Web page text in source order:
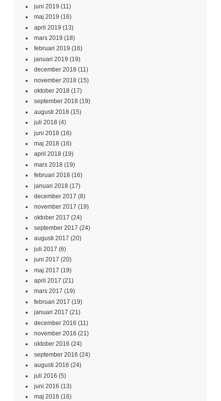
juni 2019 (11)
maj 2019 (16)
april 2019 (13)
mars 2019 (18)
februari 2019 (16)
januari 2019 (19)
december 2018 (11)
november 2018 (15)
oktober 2018 (17)
september 2018 (19)
augusti 2018 (15)
juli 2018 (4)
juni 2018 (16)
maj 2018 (16)
april 2018 (19)
mars 2018 (19)
februari 2018 (16)
januari 2018 (17)
december 2017 (8)
november 2017 (19)
oktober 2017 (24)
september 2017 (24)
augusti 2017 (20)
juli 2017 (6)
juni 2017 (20)
maj 2017 (19)
april 2017 (21)
mars 2017 (19)
februari 2017 (19)
januari 2017 (21)
december 2016 (11)
november 2016 (21)
oktober 2016 (24)
september 2016 (24)
augusti 2016 (24)
juli 2016 (5)
juni 2016 (13)
maj 2016 (16)